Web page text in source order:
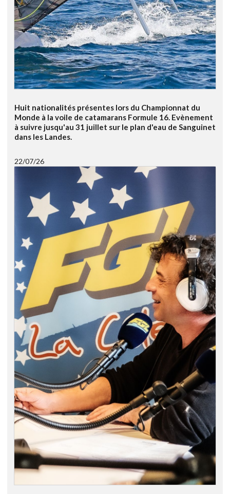
Huit nationalités présentes lors du Championnat du
Monde à la voile de catamarans Formule 16. Evènement
à suivre jusqu'au 31 juillet sur le plan d'eau de Sanguinet
dans les Landes.
22/07/26